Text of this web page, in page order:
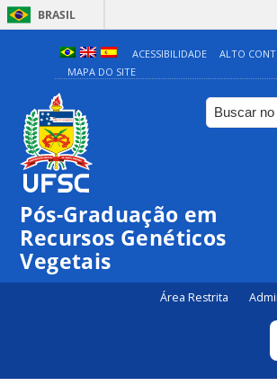
BRASIL
ACESSIBILIDADE
ALTO
MAPA DO SITE
Pós-Graduação em
Recursos Genéticos
Vegetais
Área Restrita